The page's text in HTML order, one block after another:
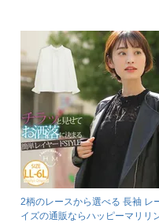
2柄のレースから選べる 長袖 レ
イズの通販ならハッピーマリリ